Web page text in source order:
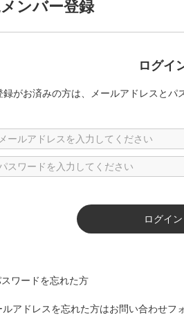
ンバー登録
ログイ
録がお済みの方は、メールアドレスとパ
ワードを忘れた方
ルアドレスを忘れた方はお問い合わせフ